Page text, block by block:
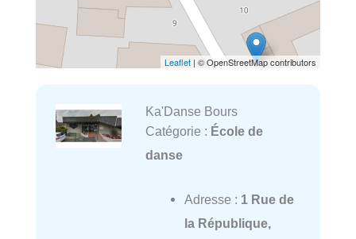
Leaflet | © OpenStreetMap contributors
Ka'Danse Bours
Catégorie : École de
danse
Adresse : 1 Rue de
la République,